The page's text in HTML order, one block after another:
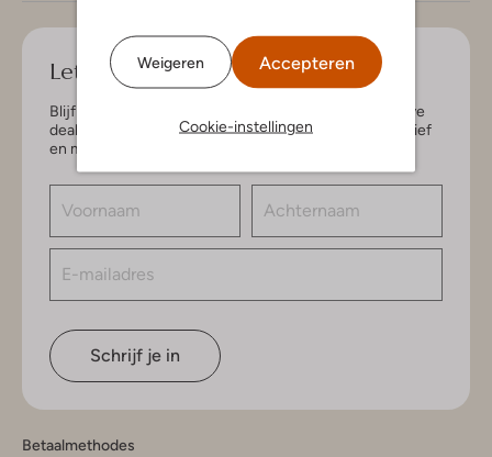
Weigeren Accepteren
Cookie-instellingen
Let's keep in touch!
Blijf op de hoogte van de nieuwste items en exclusieve
deals, speciaal voor jou. Schrijf je in voor de nieuwsbrief
en maak kans op € 150,- shoptegoed.
Schrijf je in
Betaalmethodes